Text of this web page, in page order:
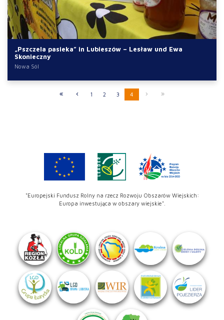
„Pszczela pasieka” in Lubieszów – Lesław und Ewa
Skonieczny
Nowa Sól
1 2 3 4
"Europejski Fundusz Rolny na rzecz Rozwoju Obszarów Wiejskich:
Europa inwestująca w obszary wiejskie".